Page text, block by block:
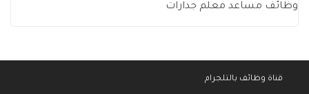
وظائف مساعد معلم جدارات
قناة وظائف بالتلجرام